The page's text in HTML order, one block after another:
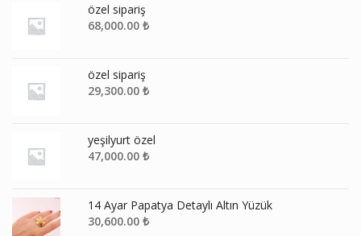
özel sipariş
68,000.00 ₺
özel sipariş
29,300.00 ₺
yeşilyurt özel
47,000.00 ₺
14 Ayar Papatya Detaylı Altın Yüzük
30,600.00 ₺